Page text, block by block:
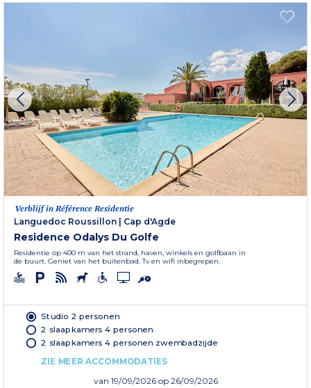
Verblijf in Référence Residentie
Languedoc Roussillon
Cap d'Agde
Residence Odalys Du Golfe
Residentie op 400 m van het strand, haven, winkels en golfbaan in
de buurt. Geniet van het buitenbad. Tv en wifi inbegrepen.
Studio 2 personen
2 slaapkamers 4 personen
2 slaapkamers 4 personen zwembadzijde
ZIE MEER ACCOMMODATIES
van 19/09/2026 op 26/09/2026